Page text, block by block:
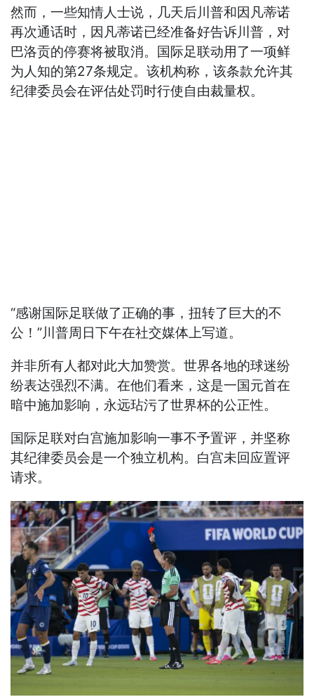
然而，一些知情人士说，几天后川普和因凡蒂诺
再次通话时，因凡蒂诺已经准备好告诉川普，对
巴洛贡的停赛将被取消。国际足联动用了一项鲜
为人知的第27条规定。该机构称，该条款允许其
纪律委员会在评估处罚时行使自由裁量权。
“感谢国际足联做了正确的事，扭转了巨大的不
公！”川普周日下午在社交媒体上写道。
并非所有人都对此大加赞赏。世界各地的球迷纷
纷表达强烈不满。在他们看来，这是一国元首在
暗中施加影响，永远玷污了世界杯的公正性。
国际足联对白宫施加影响一事不予置评，并坚称
其纪律委员会是一个独立机构。白宫未回应置评
请求。